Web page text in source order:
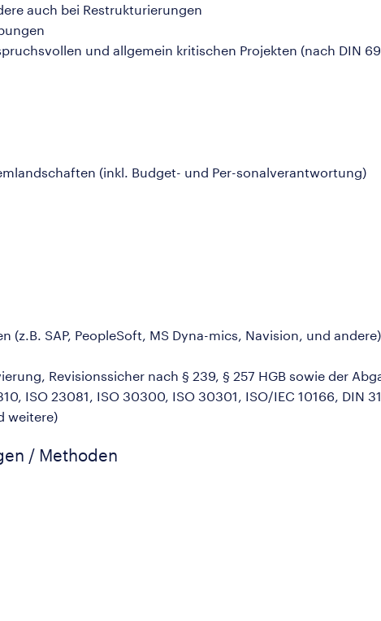
auch bei Restrukturierungen
und allgemein kritischen Projekten (nach DIN
(inkl. Budget- und Per-sonalverantwortung)
(z.B. SAP, PeopleSoft, MS Dyna-mics, Navision, und andere)
Revisionssicher nach § 239, § 257 HGB sowie der
ISO 23081, ISO 30300, ISO 30301, ISO/IEC 10166, DIN
weitere)
/ Methoden